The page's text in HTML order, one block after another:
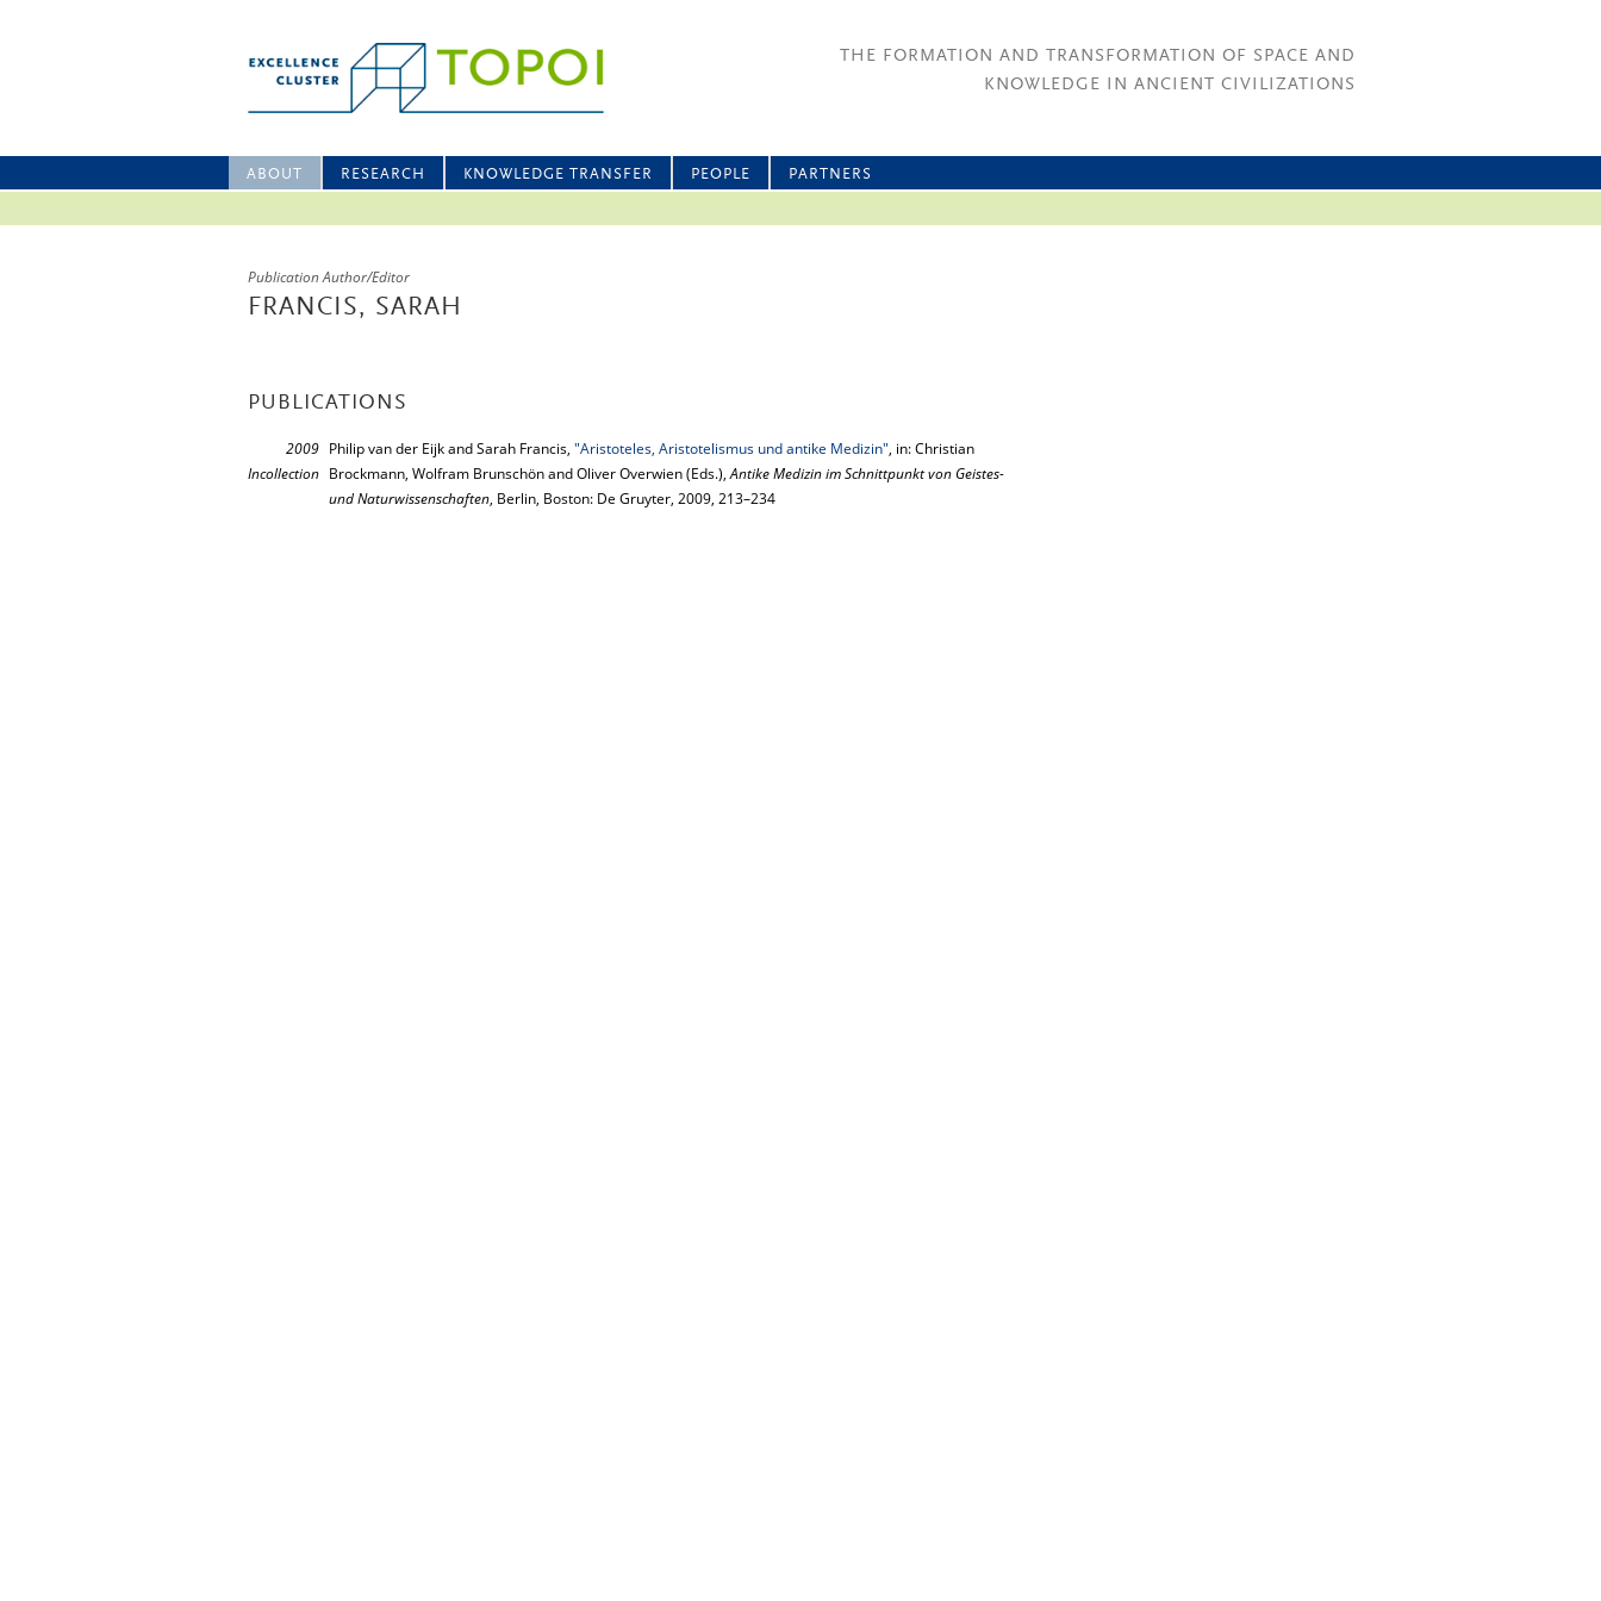
THE FORMATION AND TRANSFORMATION OF SPACE AND
KNOWLEDGE IN ANCIENT CIVILIZATIONS
ABOUT RESEARCH KNOWLEDGE TRANSFER PEOPLE PARTNERS
Publication Author/Editor
FRANCIS, SARAH
PUBLICATIONS
2009
Incollection
Philip van der Eijk and Sarah Francis, "Aristoteles, Aristotelismus und antike Medizin", in: Christian
Brockmann, Wolfram Brunschön and Oliver Overwien (Eds.),Antike Medizin im Schnittpunkt von Geistes-
und Naturwissenschaften, Berlin, Boston: De Gruyter, 2009, 213–234